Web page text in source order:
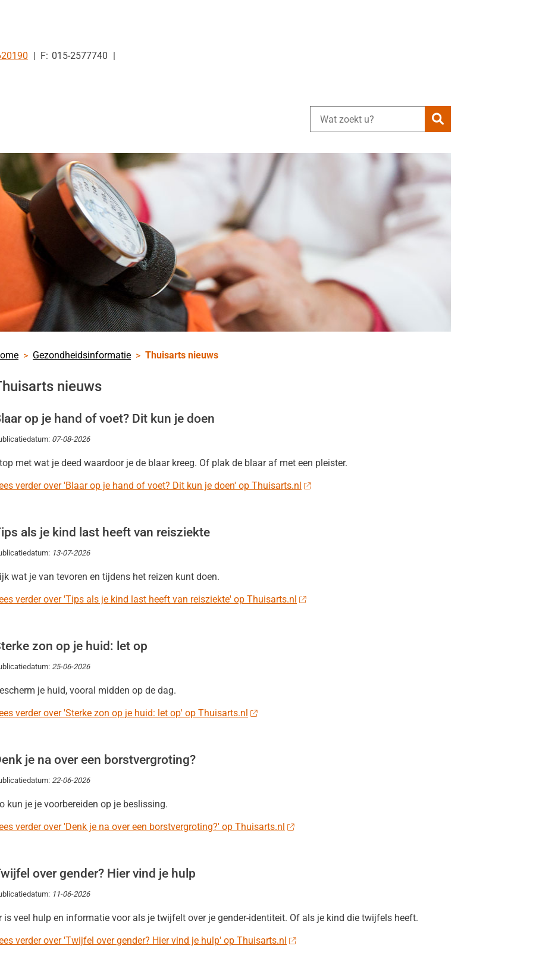
015-2577740
Zoeken
Gezondheidsinformatie Thuisarts nieuws
nieuws
op je hand of voet? Dit kun je doen
07-08-2026
met wat je deed waardoor je de blaar kreeg. Of plak de blaar af met een pleister.
verder over 'Blaar op je hand of voet? Dit kun je doen' op Thuisarts.nl
als je kind last heeft van reisziekte
13-07-2026
wat je van tevoren en tijdens het reizen kunt doen.
verder over 'Tips als je kind last heeft van reisziekte' op Thuisarts.nl
zon op je huid: let op
25-06-2026
je huid, vooral midden op de dag.
verder over 'Sterke zon op je huid: let op' op Thuisarts.nl
je na over een borstvergroting?
22-06-2026
kun je je voorbereiden op je beslissing.
verder over 'Denk je na over een borstvergroting?' op Thuisarts.nl
over gender? Hier vind je hulp
11-06-2026
is veel hulp en informatie voor als je twijfelt over je gender-identiteit. Of als je kind die twijfels heeft.
verder over 'Twijfel over gender? Hier vind je hulp' op Thuisarts.nl